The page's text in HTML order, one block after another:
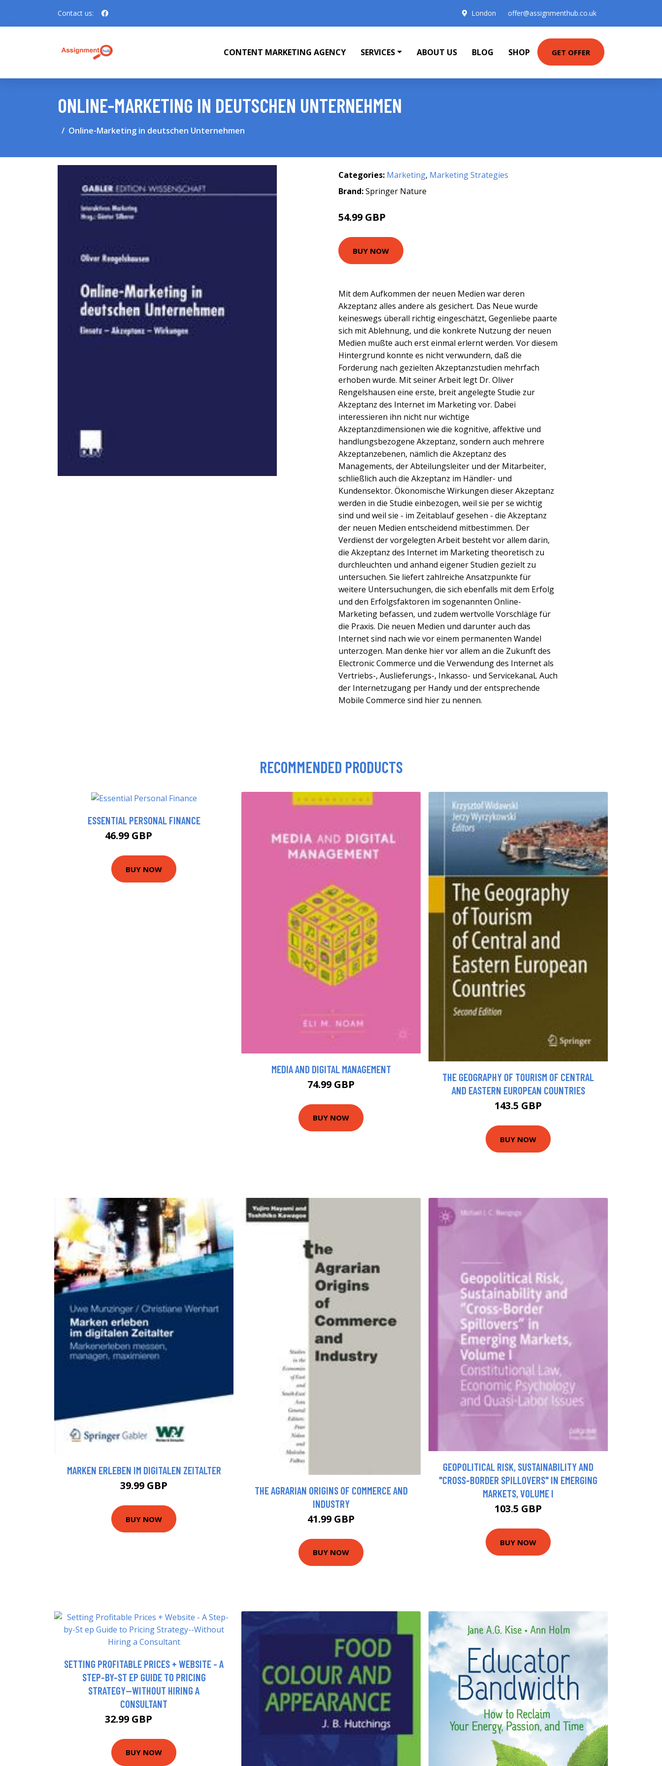
Contact us: London offer@assignmenthub.co.uk
CONTENT MARKETING AGENCY SERVICES ABOUT US BLOG SHOP GET OFFER
ONLINE-MARKETING IN DEUTSCHEN UNTERNEHMEN
Online-Marketing in deutschen Unternehmen
Categories: Marketing, Marketing Strategies
Brand:Springer Nature
54.99 GBP
BUY NOW
Mit dem Aufkommen der neuen Medien war deren
Akzeptanz alles andere als gesichert. Das Neue wurde
keineswegs überall richtig eingeschätzt, Gegenliebe paarte
sich mit Ablehnung, und die konkrete Nutzung der neuen
Medien mußte auch erst einmal erlernt werden. Vor diesem
Hintergrund konnte es nicht verwundern, daß die
Forderung nach gezielten Akzeptanzstudien mehrfach
erhoben wurde. Mit seiner Arbeit legt Dr. Oliver
Rengelshausen eine erste, breit angelegte Studie zur
Akzeptanz des Internet im Marketing vor. Dabei
interessieren ihn nicht nur wichtige
Akzeptanzdimensionen wie die kognitive, affektive und
handlungsbezogene Akzeptanz, sondern auch mehrere
Akzeptanzebenen, nämlich die Akzeptanz des
Managements, der Abteilungsleiter und der Mitarbeiter,
schließlich auch die Akzeptanz im Händler- und
Kundensektor. Ökonomische Wirkungen dieser Akzeptanz
werden in die Studie einbezogen, weil sie per se wichtig
sind und weil sie - im Zeitablauf gesehen - die Akzeptanz
der neuen Medien entscheidend mitbestimmen. Der
Verdienst der vorgelegten Arbeit besteht vor allem darin,
die Akzeptanz des Internet im Marketing theoretisch zu
durchleuchten und anhand eigener Studien gezielt zu
untersuchen. Sie liefert zahlreiche Ansatzpunkte für
weitere Untersuchungen, die sich ebenfalls mit dem Erfolg
und den Erfolgsfaktoren im sogenannten Online-
Marketing befassen, und zudem wertvolle Vorschläge für
die Praxis. Die neuen Medien und darunter auch das
Internet sind nach wie vor einem permanenten Wandel
unterzogen. Man denke hier vor allem an die Zukunft des
Electronic Commerce und die Verwendung des Internet als
Vertriebs-, Auslieferungs-, Inkasso- und ServicekanaL Auch
der Internetzugang per Handy und der entsprechende
Mobile Commerce sind hier zu nennen.
RECOMMENDED PRODUCTS
ESSENTIAL PERSONAL FINANCE
46.99 GBP
BUY NOW
MEDIA AND DIGITAL MANAGEMENT
74.99 GBP
BUY NOW
THE GEOGRAPHY OF TOURISM OF CENTRAL
AND EASTERN EUROPEAN COUNTRIES
143.5 GBP
BUY NOW
MARKEN ERLEBEN IM DIGITALEN ZEITALTER
39.99 GBP
BUY NOW
THE AGRARIAN ORIGINS OF COMMERCE AND
INDUSTRY
41.99 GBP
BUY NOW
GEOPOLITICAL RISK, SUSTAINABILITY AND
"CROSS-BORDER SPILLOVERS" IN EMERGING
MARKETS, VOLUME I
103.5 GBP
BUY NOW
SETTING PROFITABLE PRICES + WEBSITE - A
STEP-BY-ST EP GUIDE TO PRICING
STRATEGY--WITHOUT HIRING A
CONSULTANT
32.99 GBP
BUY NOW